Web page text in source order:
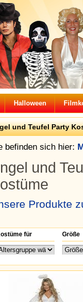
Halloween
und Teufel Party
befinden sich hier:
und
Produkte
für Größe